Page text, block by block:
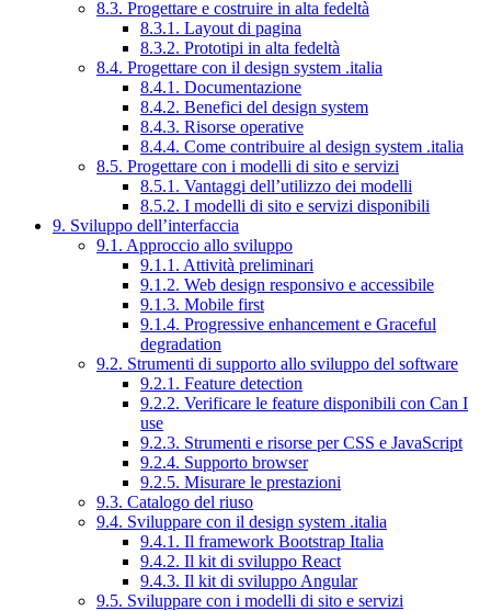
8.3. Progettare e costruire in alta fedeltà
8.3.1. Layout di pagina
8.3.2. Prototipi in alta fedeltà
8.4. Progettare con il design system .italia
8.4.1. Documentazione
8.4.2. Benefici del design system
8.4.3. Risorse operative
8.4.4. Come contribuire al design system .italia
8.5. Progettare con i modelli di sito e servizi
8.5.1. Vantaggi dell’utilizzo dei modelli
8.5.2. I modelli di sito e servizi disponibili
9. Sviluppo dell’interfaccia
9.1. Approccio allo sviluppo
9.1.1. Attività preliminari
9.1.2. Web design responsivo e accessibile
9.1.3. Mobile first
9.1.4. Progressive enhancement e Graceful
degradation
9.2. Strumenti di supporto allo sviluppo del software
9.2.1. Feature detection
9.2.2. Verificare le feature disponibili con Can I
use
9.2.3. Strumenti e risorse per CSS e JavaScript
9.2.4. Supporto browser
9.2.5. Misurare le prestazioni
9.3. Catalogo del riuso
9.4. Sviluppare con il design system .italia
9.4.1. Il framework Bootstrap Italia
9.4.2. Il kit di sviluppo React
9.4.3. Il kit di sviluppo Angular
9.5. Sviluppare con i modelli di sito e servizi